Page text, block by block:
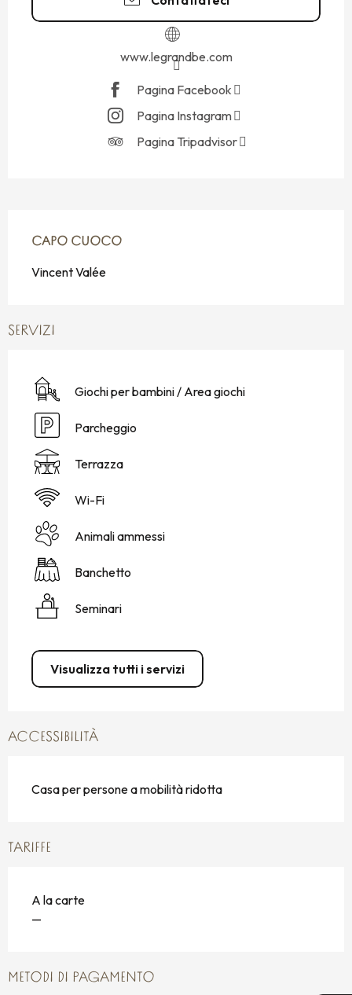
www.legrandbe.com
Pagina Facebook
Pagina Instagram
Pagina Tripadvisor
CAPO CUOCO
CAPO CUOCO
Vincent Valée
SERVIZI
Giochi per bambini / Area giochi
Parcheggio
Terrazza
Wi-Fi
Animali ammessi
Banchetto
Seminari
Visualizza tutti i servizi
ACCESSIBILITÀ
Casa per persone a mobilità ridotta
TARIFFE
A la carte
—
METODI DI PAGAMENTO